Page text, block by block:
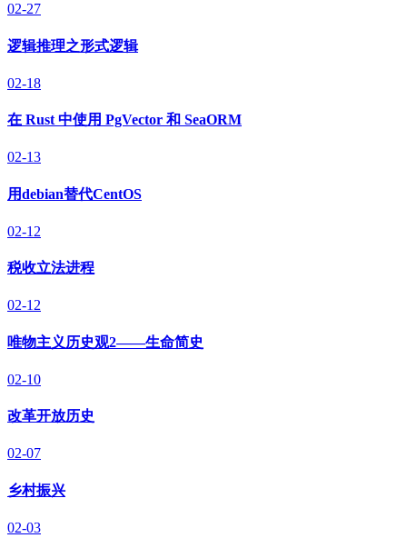
02-27
逻辑推理之形式逻辑
02-18
在 Rust 中使用 PgVector 和 SeaORM
02-13
用debian替代CentOS
02-12
税收立法进程
02-12
唯物主义历史观2——生命简史
02-10
改革开放历史
02-07
乡村振兴
02-03